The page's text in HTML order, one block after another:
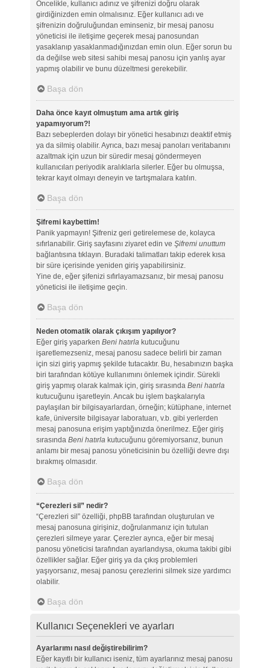
Öncelikle, kullanıcı adınız ve şifrenizi doğru olarak
girdiğinizden emin olmalısınız. Eğer kullanıcı adı ve
şifrenizin doğruluğundan eminseniz, bir mesaj panosu
yöneticisi ile iletişime geçerek mesaj panosundan
yasaklanıp yasaklanmadığınızdan emin olun. Eğer sorun bu
da değilse web sitesi sahibi mesaj panosu için yanlış ayar
yapmış olabilir ve bunu düzeltmesi gerekebilir.
Başa dön
Daha önce kayıt olmuştum ama artık giriş
yapamıyorum?!
Bazı sebeplerden dolayı bir yönetici hesabınızı deaktif etmiş
ya da silmiş olabilir. Ayrıca, bazı mesaj panoları veritabanını
azaltmak için uzun bir süredir mesaj göndermeyen
kullanıcıları periyodik aralıklarla silerler. Eğer bu olmuşsa,
tekrar kayıt olmayı deneyin ve tartışmalara katılın.
Başa dön
Şifremi kaybettim!
Panik yapmayın! Şifreniz geri getirelemese de, kolayca
sıfırlanabilir. Giriş sayfasını ziyaret edin ve Şifremi unuttum
bağlantısına tıklayın. Buradaki talimatları takip ederek kısa
bir süre içerisinde yeniden giriş yapabilirsiniz.
Yine de, eğer şifenizi sıfırlayamazsanız, bir mesaj panosu
yöneticisi ile iletişime geçin.
Başa dön
Neden otomatik olarak çıkışım yapılıyor?
Eğer giriş yaparken Beni hatırlakutucuğunu
işaretlemezseniz, mesaj panosu sadece belirli bir zaman
için sizi giriş yapmış şekilde tutacaktır. Bu, hesabınızın başka
biri tarafından kötüye kullanımını önlemek içindir. Sürekli
giriş yapmış olarak kalmak için, giriş sırasında Beni hatırla
kutucuğunu işaretleyin. Ancak bu işlem başkalarıyla
paylaşılan bir bilgisayarlardan, örneğin; kütüphane, internet
kafe, üniversite bilgisayar laboratuarı, v.b. gibi yerlerden
mesaj panosuna erişim yaptığınızda önerilmez. Eğer giriş
sırasında Beni hatırlakutucuğunu göremiyorsanız, bunun
anlamı bir mesaj panosu yöneticisinin bu özelliği devre dışı
bırakmış olmasıdır.
Başa dön
“Çerezleri sil” nedir?
“Çerezleri sil” özelliği, phpBB tarafından oluşturulan ve
mesaj panosuna girişiniz, doğrulanmanız için tutulan
çerezleri silmeye yarar. Çerezler ayrıca, eğer bir mesaj
panosu yöneticisi tarafından ayarlandıysa, okuma takibi gibi
özellikler sağlar. Eğer giriş ya da çıkış problemleri
yaşıyorsanız, mesaj panosu çerezlerini silmek size yardımcı
olabilir.
Başa dön
Kullanıcı Seçenekleri ve ayarları
Ayarlarımı nasıl değiştirebilirim?
Eğer kayıtlı bir kullanıcı iseniz, tüm ayarlarınız mesaj panosu